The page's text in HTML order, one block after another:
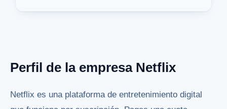
Perfil de la empresa Netflix
Netflix es una plataforma de entretenimiento digital